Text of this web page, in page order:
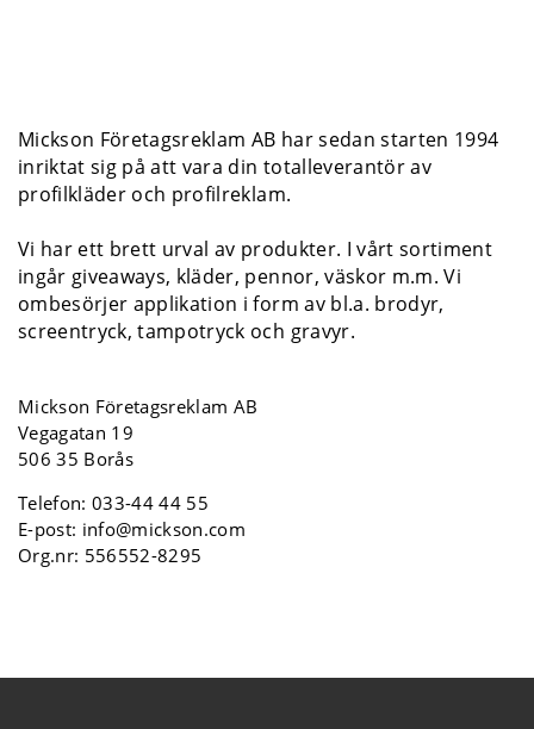
Mickson Företagsreklam AB har sedan starten 1994
inriktat sig på att vara din totalleverantör av
profilkläder och profilreklam.
Vi har ett brett urval av produkter. I vårt sortiment
ingår giveaways, kläder, pennor, väskor m.m. Vi
ombesörjer applikation i form av bl.a. brodyr,
screentryck, tampotryck och gravyr.
Mickson Företagsreklam AB
Vegagatan 19
506 35 Borås
Telefon:033-44 44 55
E-post: info@mickson.com
Org.nr: 556552-8295